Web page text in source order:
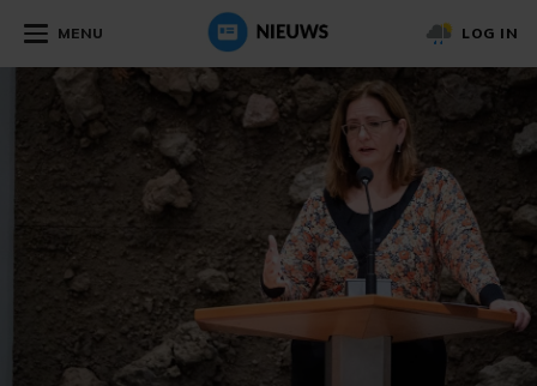
MENU LOG IN